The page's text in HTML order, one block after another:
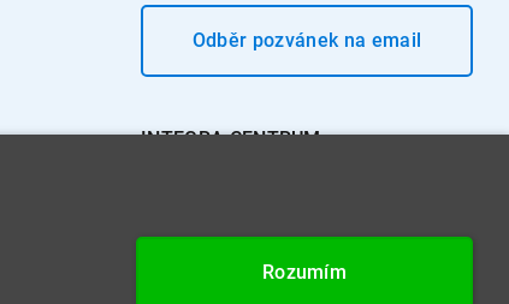
Odběr pozvánekna email
INTEGRA CENTRUM s.r.o.
DIČ: CZ26234203Rozumím